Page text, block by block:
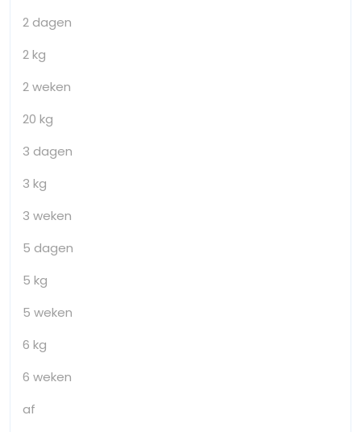
2 dagen
2 kg
2 weken
20 kg
3 dagen
3 kg
3 weken
5 dagen
5 kg
5 weken
6 kg
6 weken
af